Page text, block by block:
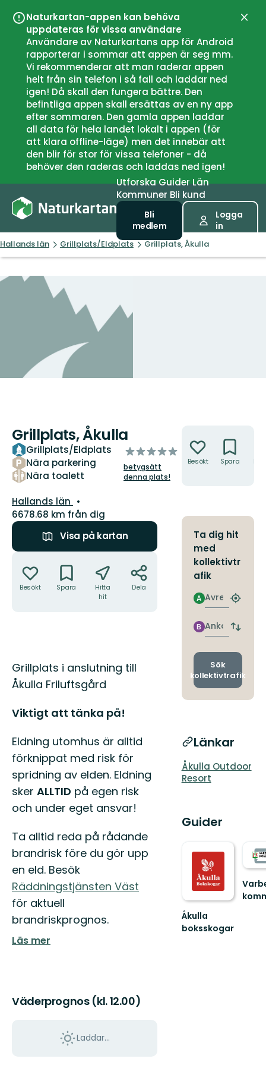
Naturkartan-appen kan behöva
uppdateras för vissa användare
Användare av Naturkartans app för Android
rapporterar i sommar att appen är seg mm.
Vi rekommenderar att man raderar appen
helt från sin telefon i så fall och laddar ned
igen! Då skall den fungera bättre. Den
befintliga appen skall ersättas av en ny app
efter sommaren. Den gamla appen laddar
all data för hela landet lokalt i appen (för
att klara offline-läge) men det innebär att
den blir för stor för vissa telefoner - då
behöver den raderas och laddas ned igen!
UtforskaGuiderLän
Kommuner Bli kund
Bli
medlem
Logga
in
Hallands län Grillplats/Eldplats Grillplats, Åkulla
Grillplats, Åkulla
Grillplats/Eldplats
Nära parkering
Nära toalett
av
5
stjärnor
betygsätt
denna plats!
Län:
Hallands län
6678.68 km från dig
Visa på kartan
Besökt Spara
Hitta
hit
Dela
Beskrivning
Grillplats i anslutning till
Åkulla Friluftsgård
Viktigt att tänka på!
Eldning utomhus är alltid
förknippat med risk för
spridning av elden. Eldning
sker ALLTID på egen risk
och under eget ansvar!
Ta alltid reda på rådande
brandrisk före du gör upp
en eld. Besök
Räddningstjänsten Väst
för aktuell
brandriskprognos.
Läs mer
Väderprognos (kl. 12.00)
Laddar...
Besökt Spara
Ta dig hit
med
kollektivtr
afik
Avresa
A
Hitta
Ankomst
B
Byt
och
Sök
kollektivtrafik
Länkar
Åkulla Outdoor
Resort
Guider
Åkulla
boksskogar